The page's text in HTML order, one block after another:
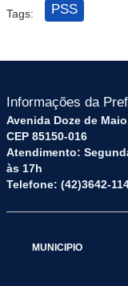
Tags: PSS
Informações da
Avenida Doze de
CEP 85150-016
Atendimento:
às 17h
Telefone: (42)3642-
MUNICIPIO